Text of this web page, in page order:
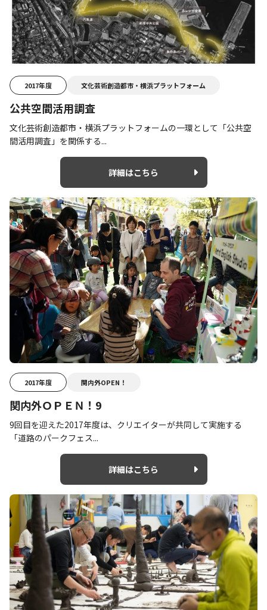
2017年度 文化芸術創造都市・横浜プラットフォーム
公共空間活用調査
文化芸術創造都市・横浜プラットフォームの一環として「公共空
間活用調査」を関係する...
詳細はこちら
2017年度 関内外OPEN！
関内外ＯＰＥＮ！9
9回目を迎えた2017年度は、クリエイターが共同して実施する
「道路のパークフェス...
詳細はこちら